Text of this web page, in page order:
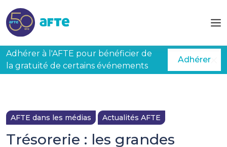
Adhérer à l'AFTE pour bénéficier de
la gratuité de certains événements
Adhérer
AFTE dans les médias Actualités AFTE
Trésorerie : les grandes